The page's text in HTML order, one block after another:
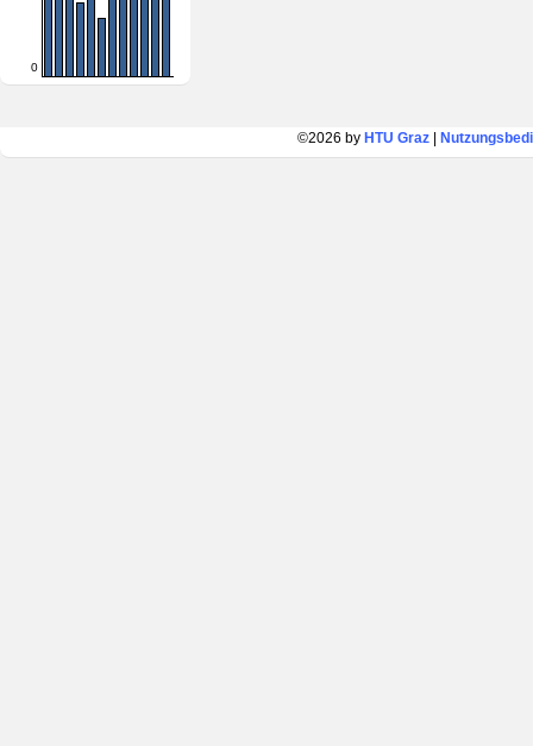
0
©2026 by HTU Graz|